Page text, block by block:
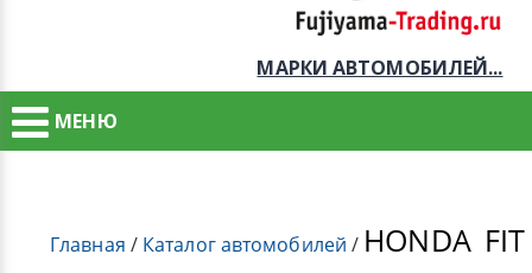
МАРКИ АВТОМОБИЛЕЙ...
МЕНЮ
Главная / Каталог автомобилей / HONDA